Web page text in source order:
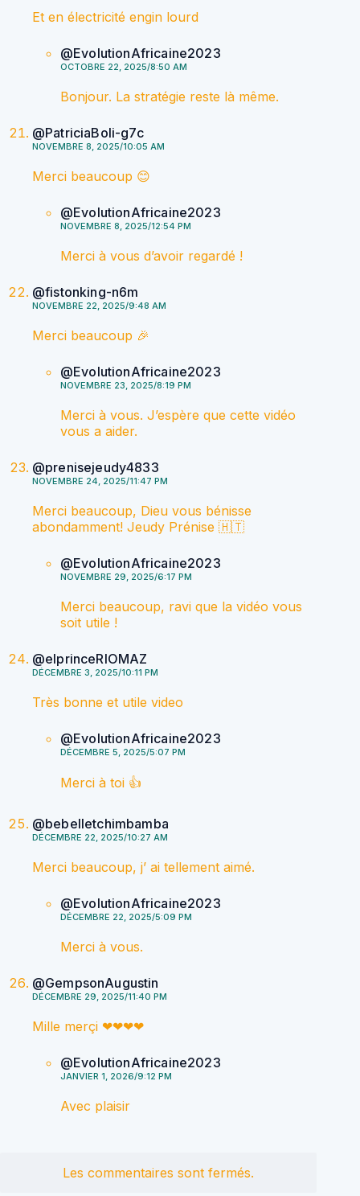
Et en électricité engin lourd
@EvolutionAfricaine2023
OCTOBRE 22, 2025/8:50 AM
Bonjour. La stratégie reste là même.
@PatriciaBoli-g7c
NOVEMBRE 8, 2025/10:05 AM
Merci beaucoup 😊
@EvolutionAfricaine2023
NOVEMBRE 8, 2025/12:54 PM
Merci à vous d’avoir regardé !
@fistonking-n6m
NOVEMBRE 22, 2025/9:48 AM
Merci beaucoup 🎉
@EvolutionAfricaine2023
NOVEMBRE 23, 2025/8:19 PM
Merci à vous. J’espère que cette vidéo
vous a aider.
@prenisejeudy4833
NOVEMBRE 24, 2025/11:47 PM
Merci beaucoup, Dieu vous bénisse
abondamment! Jeudy Prénise 🇭🇹
@EvolutionAfricaine2023
NOVEMBRE 29, 2025/6:17 PM
Merci beaucoup, ravi que la vidéo vous
soit utile !
@elprinceRIOMAZ
DÉCEMBRE 3, 2025/10:11 PM
Très bonne et utile video
@EvolutionAfricaine2023
DÉCEMBRE 5, 2025/5:07 PM
Merci à toi 👍
@bebelletchimbamba
DÉCEMBRE 22, 2025/10:27 AM
Merci beaucoup, j’ ai tellement aimé.
@EvolutionAfricaine2023
DÉCEMBRE 22, 2025/5:09 PM
Merci à vous.
@GempsonAugustin
DÉCEMBRE 29, 2025/11:40 PM
Mille merçi ❤❤❤❤
@EvolutionAfricaine2023
JANVIER 1, 2026/9:12 PM
Avec plaisir
Les commentaires sont fermés.